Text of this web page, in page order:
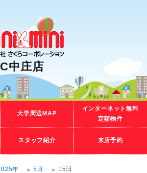
中庄店
大学周辺MAP
インターネット無料
定額物件
スタッフ紹介 来店予約
年 5月 15日